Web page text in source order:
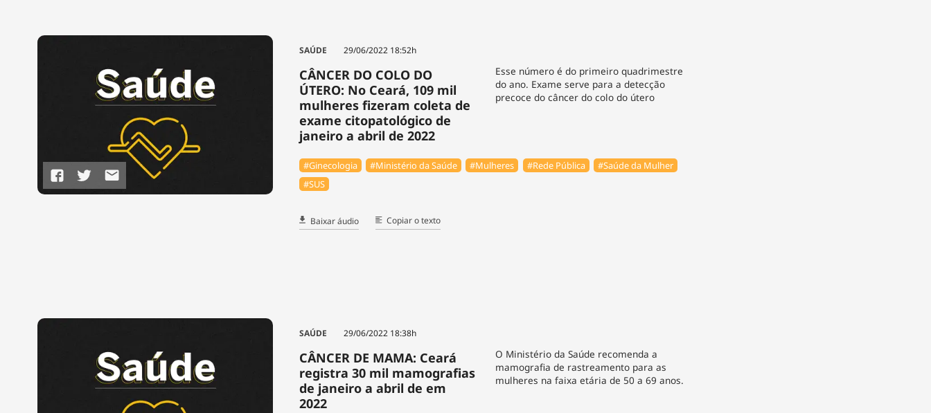
SAÚDE 29/06/2022 18:52h
CÂNCER DO COLO DO
ÚTERO: No Ceará, 109 mil
mulheres fizeram coleta de
exame citopatológico de
janeiro a abril de 2022
Esse número é do primeiro quadrimestre
do ano. Exame serve para a detecção
precoce do câncer do colo do útero
#Ginecologia #Ministério da Saúde #Mulheres #Rede Pública
#Saúde da Mulher
#SUS
Baixar áudio Copiar o texto
SAÚDE 29/06/2022 18:38h
CÂNCER DE MAMA: Ceará
registra 30 mil mamografias
de janeiro a abril de em
2022
O Ministério da Saúde recomenda a
mamografia de rastreamento para as
mulheres na faixa etária de 50 a 69 anos.